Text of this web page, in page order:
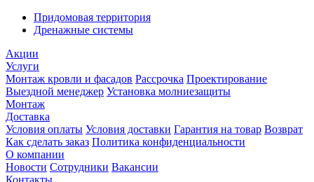
Придомовая территория
Дренажные системы
Акции
Услуги
Монтаж кровли и фасадов Рассрочка Проектирование
Выездной менеджер Установка молниезащиты
Монтаж
Доставка
Условия оплаты Условия доставки Гарантия на товар Возврат
Как сделать заказ Политика конфиденциальности
О компании
Новости Сотрудники Вакансии
Контакты